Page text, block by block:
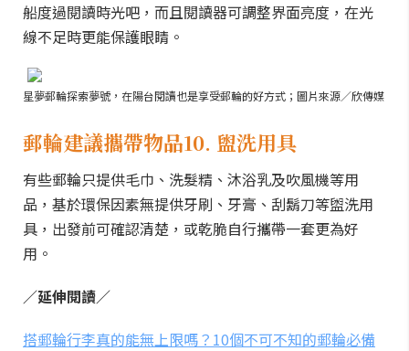
船度過閱讀時光吧，而且閱讀器可調整界面亮度，在光
線不足時更能保護眼睛。
星夢郵輪探索夢號，在陽台閱讀也是享受郵輪的好方式；圖片來源／欣傳媒
郵輪建議攜帶物品10. 盥洗用具
有些郵輪只提供毛巾、洗髮精、沐浴乳及吹風機等用
品，基於環保因素無提供牙刷、牙膏、刮鬍刀等盥洗用
具，出發前可確認清楚，或乾脆自行攜帶一套更為好
用。
／延伸閱讀／
搭郵輪行李真的能無上限嗎？10個不可不知的郵輪必備